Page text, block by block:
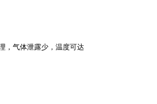
，气体泄露少，温度可达